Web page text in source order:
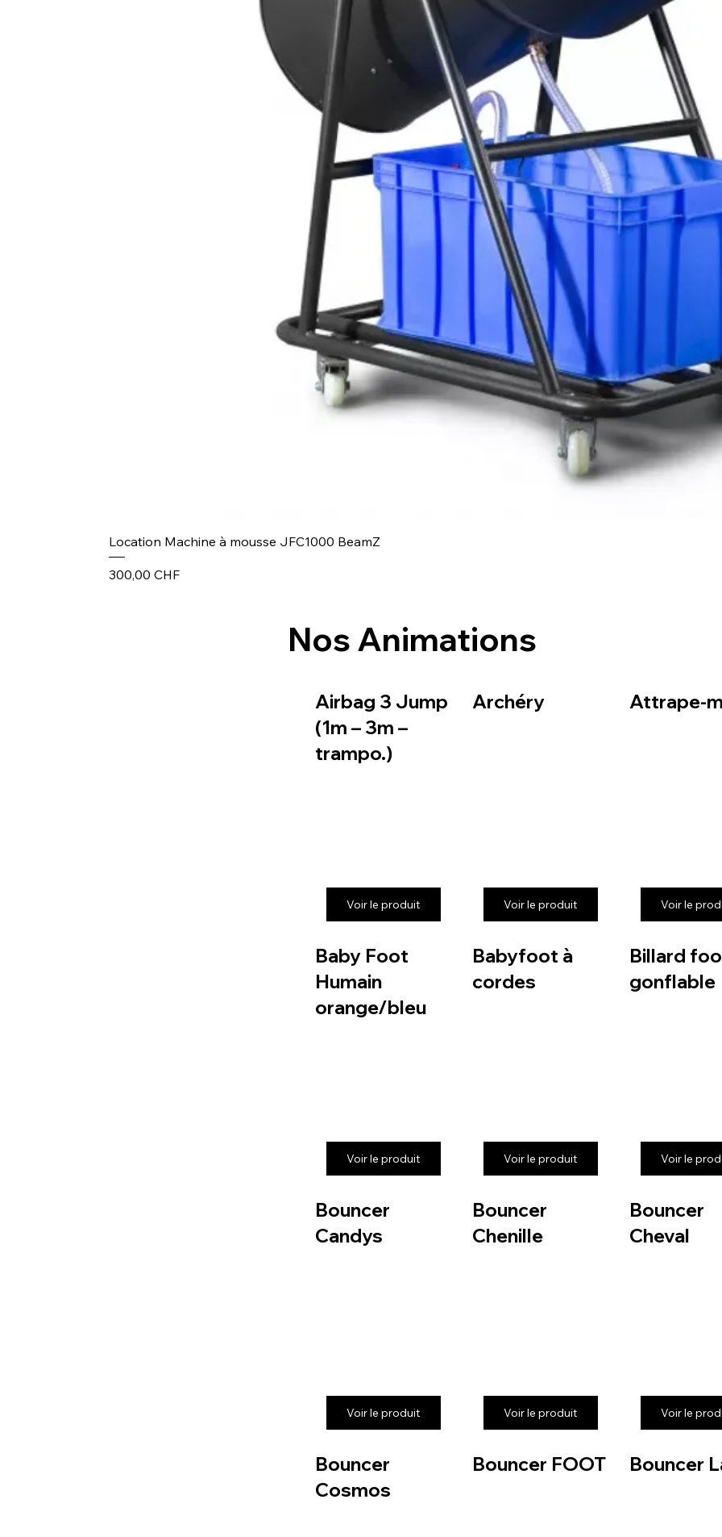
Location Machine à mousse JFC1000 BeamZ
Prix
300,00 CHF
Nos Animations
Airbag 3 Jump
(1m – 3m –
trampo.)
Voir le produit
Archéry
Voir le produit
Attrape-
Voir le
Baby Foot
Humain
orange/bleu
Voir le produit
Babyfoot à
cordes
Voir le produit
Billard
gonflable
Voir le
Bouncer
Candys
Voir le produit
Bouncer
Chenille
Voir le produit
Bouncer
Cheval
Voir le
Bouncer
Cosmos
Bouncer FOOT Bouncer